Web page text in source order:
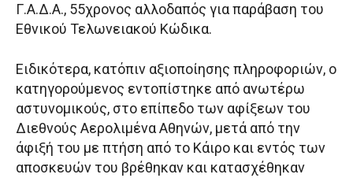
Γ.Α.Δ.Α., 55χρονος αλλοδαπός για παράβαση του
Εθνικού Τελωνειακού Κώδικα.
Ειδικότερα, κατόπιν αξιοποίησης πληροφοριών, ο
κατηγορούμενος εντοπίστηκε από ανωτέρω
αστυνομικούς, στο επίπεδο των αφίξεων του
Διεθνούς Αερολιμένα Αθηνών, μετά από την
άφιξή του με πτήση από το Κάιρο και εντός των
αποσκευών του βρέθηκαν και κατασχέθηκαν